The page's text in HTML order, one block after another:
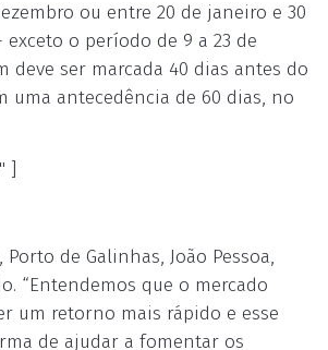
ou entre 20 de janeiro e 30
exceto o período de 9 a 23 de
deve ser marcada 40 dias antes do
uma antecedência de 60 dias, no
de Galinhas, João Pessoa,
“Entendemos que o mercado
um retorno mais rápido e esse
de ajudar a fomentar os